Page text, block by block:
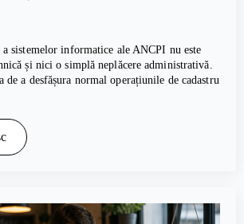
sistemelor informatice ale ANCPI nu este
și nici o simplă neplăcere administrativă.
de a desfășura normal operațiunile de cadastru